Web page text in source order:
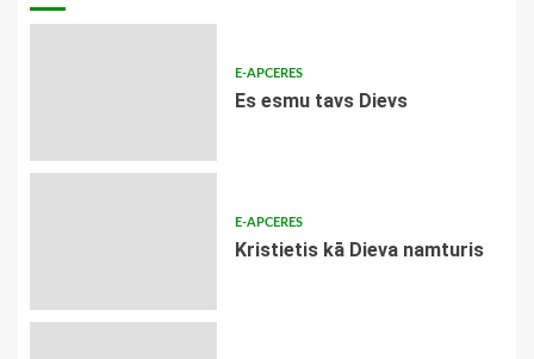
E-APCERES
Es esmu tavs Dievs
E-APCERES
Kristietis kā Dieva namturis